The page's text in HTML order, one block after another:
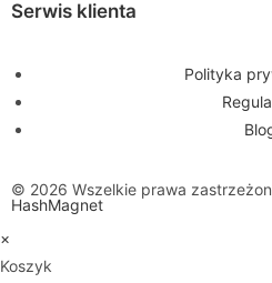
Serwis klienta
Polityka
© 2026 Wszelkie prawa
HashMagnet
×
Koszyk